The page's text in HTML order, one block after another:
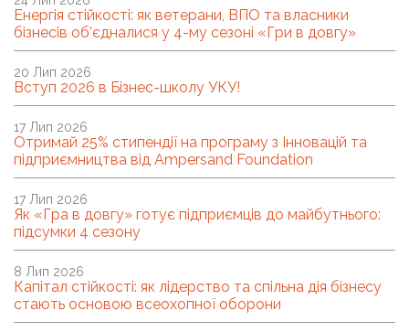
Енергія стійкості: як ветерани, ВПО та власники
бізнесів об’єдналися у 4-му сезоні «Гри в довгу»
Вступ 2026 в Бізнес-школу УКУ!
20 Лип 2026
Отримай 25% стипендії на програму з Інновацій та
підприємництва від Ampersand Foundation
17 Лип 2026
Як «Гра в довгу» готує підприємців до майбутнього:
підсумки 4 сезону
17 Лип 2026
Капітал стійкості: як лідерство та спільна дія бізнесу
стають основою всеохопної оборони
8 Лип 2026